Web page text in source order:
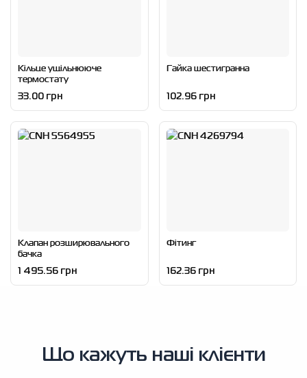
Кільце ущільнююче
термостату
33.00 грн
Гайка шестигранна
102.96 грн
Клапан розширювального
бачка
1 495.56 грн
Фітинг
162.36 грн
Що кажуть наші клієнти